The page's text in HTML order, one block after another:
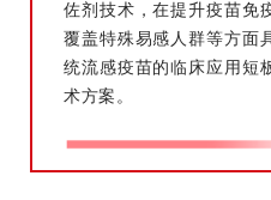
佐剂技术，在提升疫苗免
覆盖特殊易感人群等方面
统流感疫苗的临床应用短
术方案。